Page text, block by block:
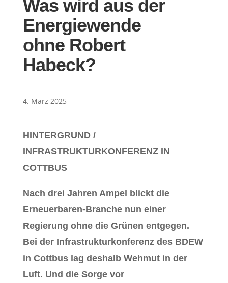
Was wird aus der
Energiewende
ohne Robert
Habeck?
4. März 2025
HINTERGRUND /
INFRASTRUKTURKONFERENZ IN
COTTBUS
Nach drei Jahren Ampel blickt die
Erneuerbaren-Branche nun einer
Regierung ohne die Grünen entgegen.
Bei der Infrastrukturkonferenz des BDEW
in Cottbus lag deshalb Wehmut in der
Luft. Und die Sorge vor